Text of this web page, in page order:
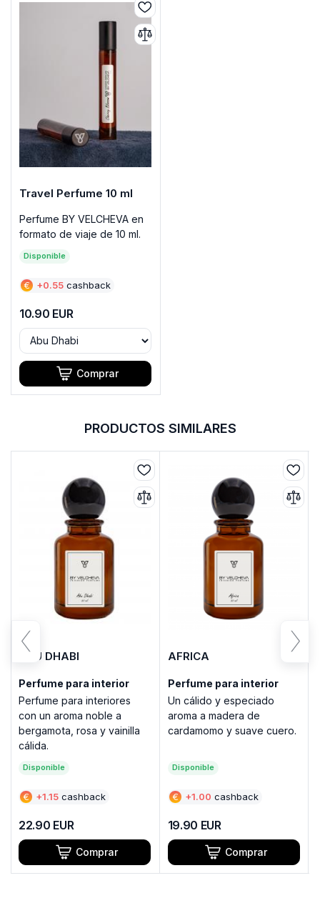
Travel Perfume 10 ml
Perfume BY VELCHEVA en
formato de viaje de 10 ml.
Disponible
€ +0.55 cashback
10.90 EUR
Comprar
PRODUCTOS SIMILARES
ABU DHABI
Perfume para interior
Perfume para interiores
con un aroma noble a
bergamota, rosa y vainilla
cálida.
Disponible
€ +1.15 cashback
22.90 EUR
Comprar
AFRICA
Perfume para interior
Un cálido y especiado
aroma a madera de
cardamomo y suave cuero.
Disponible
€ +1.00 cashback
19.90 EUR
Comprar